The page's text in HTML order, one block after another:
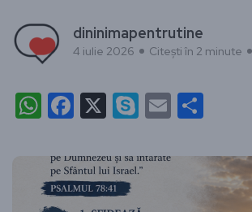
dininimapentrutine
4 iulie 2026 Citești în 2 minute
WhatsApp
Facebook
X Skype
Email